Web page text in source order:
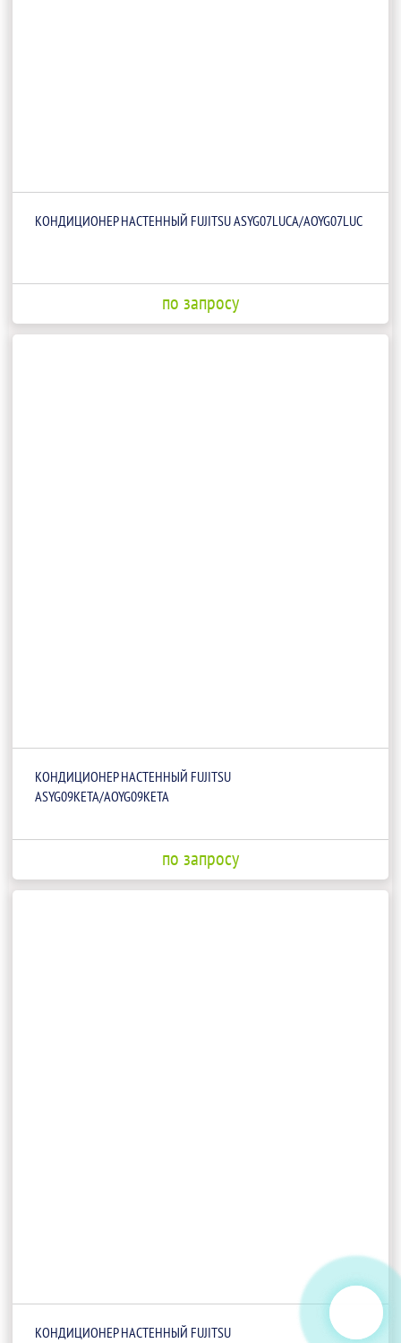
КОНДИЦИОНЕР НАСТЕННЫЙ FUJITSU ASYG07LUCA/AOYG07LUC
по запросу
КОНДИЦИОНЕР НАСТЕННЫЙ FUJITSU
ASYG09KETA/AOYG09KETA
по запросу
КОНДИЦИОНЕР НАСТЕННЫЙ FUJITSU